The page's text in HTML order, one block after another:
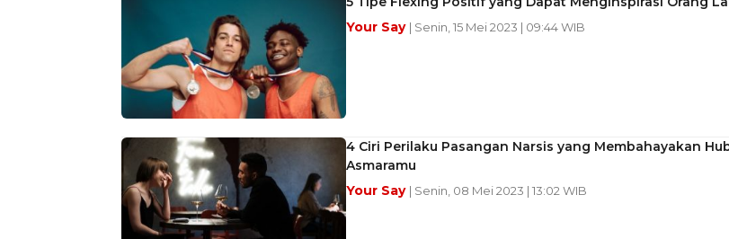
Your Say | Senin, 15 Mei 2023 | 09:44 WIB
4 Ciri Perilaku Pasangan Narsis yang Membahayakan
Asmaramu
Your Say | Senin, 08 Mei 2023 | 13:02 WIB